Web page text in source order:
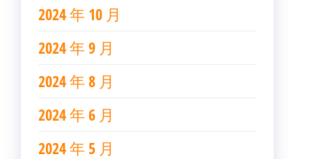
2024 年 10 月
2024 年 9 月
2024 年 8 月
2024 年 6 月
2024 年 5 月